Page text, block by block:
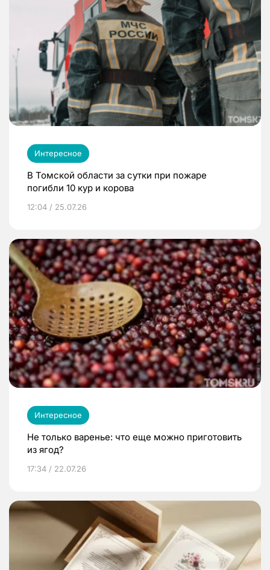
Интересное
В Томской области за сутки при пожаре
погибли 10 кур и корова
12:04 / 25.07.26
Интересное
Не только варенье: что еще можно приготовить
из ягод?
17:34 / 22.07.26